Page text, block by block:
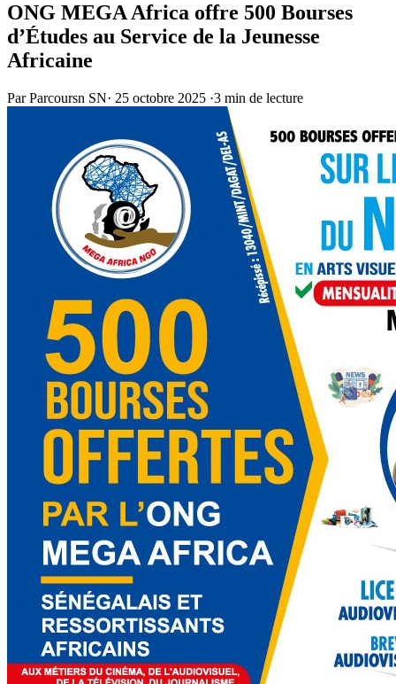
ONG MEGA Africa offre 500 Bourses
d’Études au Service de la Jeunesse
Africaine
Par Parcoursn SN· 25 octobre 2025 ·3 min de lecture